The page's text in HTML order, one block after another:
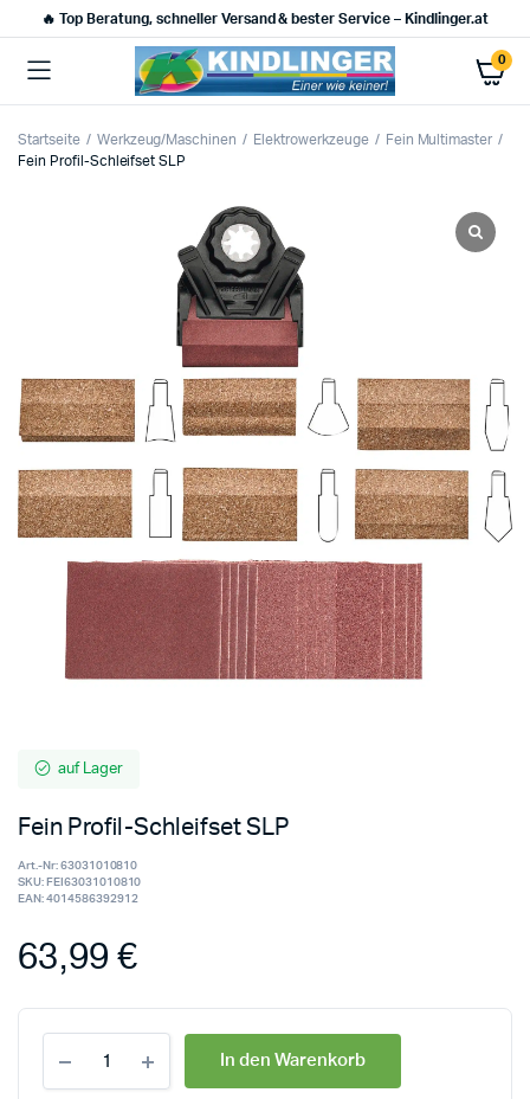
🔥 Top Beratung, schneller Versand & bester Service – Kindlinger.at
0
Startseite Werkzeug/Maschinen Elektrowerkzeuge
Fein Multimaster
Fein Profil-Schleifset SLP
auf Lager
Fein Profil-Schleifset SLP
Art.-Nr:63031010810
SKU: FEI63031010810
EAN:4014586392912
63,99€
In den Warenkorb